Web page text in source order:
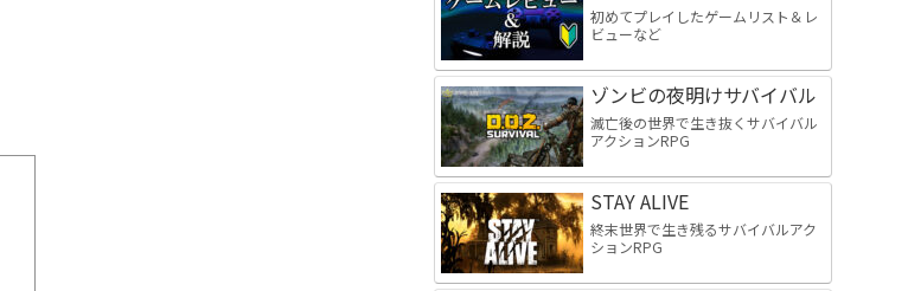
初めてプレイしたゲームリスト＆レ
ビューなど
ゾンビの夜明けサバイバル
滅亡後の世界で生き抜くサバイバル
アクションRPG
STAY ALIVE
終末世界で生き残るサバイバルアク
ションRPG